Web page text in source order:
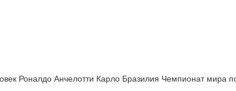
Роналдо Анчелотти Карло Бразилия Чемпионат мира